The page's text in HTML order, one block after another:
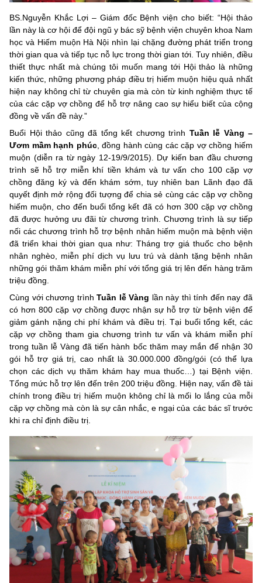
BS.Nguyễn Khắc Lợi – Giám đốc Bệnh viện cho biết: “Hội thảo
lần này là cơ hội để đội ngũ y bác sỹ bệnh viện chuyên khoa Nam
học và Hiếm muộn Hà Nội nhìn lại chặng đường phát triển trong
thời gian qua và tiếp tục nỗ lực trong thời gian tới. Tuy nhiên, điều
thiết thực nhất mà chúng tôi muốn mang tới Hội thảo là những
kiến thức, những phương pháp điều trị hiếm muộn hiệu quả nhất
hiện nay không chỉ từ chuyên gia mà còn từ kinh nghiệm thực tế
của các cặp vợ chồng để hỗ trợ nâng cao sự hiểu biết của cộng
đồng về vấn đề này.”
Buổi Hội thảo cũng đã tổng kết chương trình Tuần lễ Vàng –
Ươm mầm hạnh phúc, đồng hành cùng các cặp vợ chồng hiếm
muộn (diễn ra từ ngày 12-19/9/2015). Dự kiến ban đầu chương
trình sẽ hỗ trợ miễn khí tiền khám và tư vấn cho 100 cặp vợ
chồng đăng ký và đến khám sớm, tuy nhiên ban Lãnh đạo đã
quyết định mở rộng đối tượng để chia sẻ cùng các cặp vợ chồng
hiếm muộn, cho đến buổi tổng kết đã có hơn 300 cặp vợ chồng
đã được hưởng ưu đãi từ chương trình. Chương trình là sự tiếp
nối các chương trình hỗ trợ bệnh nhân hiếm muộn mà bệnh viện
đã triển khai thời gian qua như: Tháng trợ giá thuốc cho bệnh
nhân nghèo, miễn phí dịch vụ lưu trú và dành tặng bệnh nhân
những gói thăm khám miễn phí với tổng giá trị lên đến hàng trăm
triệu đồng.
Cùng với chương trìnhTuần lễ Vàng lần này thì tính đến nay đã
có hơn 800 cặp vợ chồng được nhận sự hỗ trợ từ bệnh viện để
giảm gánh nặng chi phí khám và điều trị. Tại buổi tổng kết, các
cặp vợ chồng tham gia chương trình tư vấn và khám miễn phí
trong tuần lễ Vàng đã tiến hành bốc thăm may mắn để nhận 30
gói hỗ trợ giá trị, cao nhất là 30.000.000 đồng/gói (có thể lựa
chọn các dịch vụ thăm khám hay mua thuốc…) tại Bệnh viện.
Tổng mức hỗ trợ lên đến trên 200 triệu đồng. Hiện nay, vấn đề tài
chính trong điều trị hiếm muộn không chỉ là mối lo lắng của mỗi
cặp vợ chồng mà còn là sự cân nhắc, e ngại của các bác sĩ trước
khi ra chỉ định điều trị.